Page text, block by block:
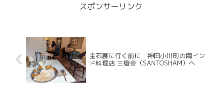
スポンサーリンク
宝石展に行く前に 神田小川町の南イン
ド料理店 三燈舎（SANTOSHAM）へ